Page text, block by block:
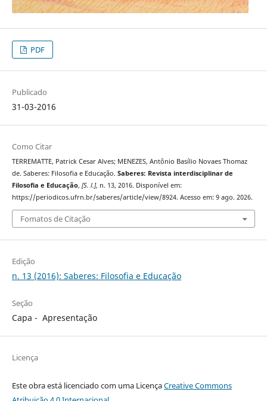
PDF
Publicado
31-03-2016
Como Citar
TERREMATTE, Patrick Cesar Alves; MENEZES, Antônio Basílio Novaes Thomaz
de. Saberes: Filosofia e Educação. Saberes: Revista interdisciplinar de
Filosofia e Educação, [S. l.], n. 13, 2016. Disponível em:
https://periodicos.ufrn.br/saberes/article/view/8924. Acesso em: 9 ago. 2026.
Fomatos de Citação
Edição
n. 13 (2016): Saberes: Filosofia e Educação
Seção
Capa - Apresentação
Licença
Este obra está licenciado com uma LicençaCreative Commons